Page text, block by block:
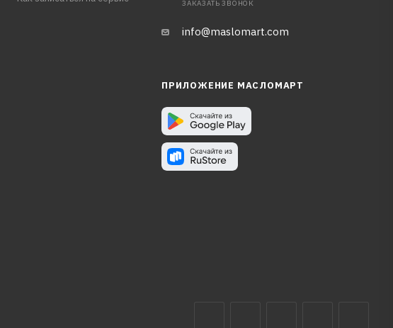
ЗАКАЗАТЬ ЗВОНОК
info@maslomart.com
ПРИЛОЖЕНИЕ МАСЛОМАРТ